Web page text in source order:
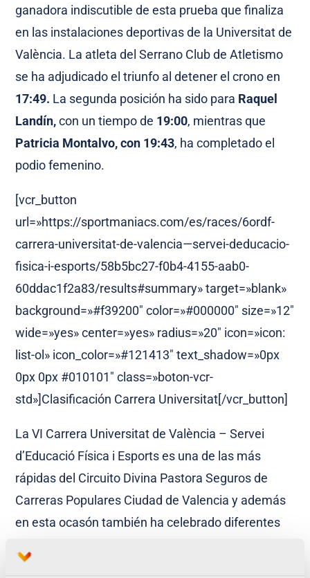
ganadora indiscutible de esta prueba que finaliza
en las instalaciones deportivas de la Universitat de
València. La atleta del Serrano Club de Atletismo
se ha adjudicado el triunfo al detener el crono en
17:49. La segunda posición ha sido para Raquel
Landín,con un tiempo de 19:00, mientras que
Patricia Montalvo, con 19:43, ha completado el
podio femenino.
[vcr_button
url=»https://sportmaniacs.com/es/races/6ordf-
carrera-universitat-de-valencia—servei-deducacio-
fisica-i-esports/58b5bc27-f0b4-4155-aab0-
60ddac1f2a83/results#summary» target=»blank»
background=»#f39200″ color=»#000000″ size=»12″
wide=»yes» center=»yes» radius=»20″ icon=»icon:
list-ol» icon_color=»#121413″ text_shadow=»0px
0px 0px #010101″ class=»boton-vcr-
std»]Clasificación Carrera Universitat[/vcr_button]
La VI Carrera Universitat de València – Servei
d’Educació Física i Esports es una de las más
rápidas del Circuito Divina Pastora Seguros de
Carreras Populares Ciudad de Valencia y además
en esta ocasón también ha celebrado diferentes
según la edad de los participantes, desde los 200